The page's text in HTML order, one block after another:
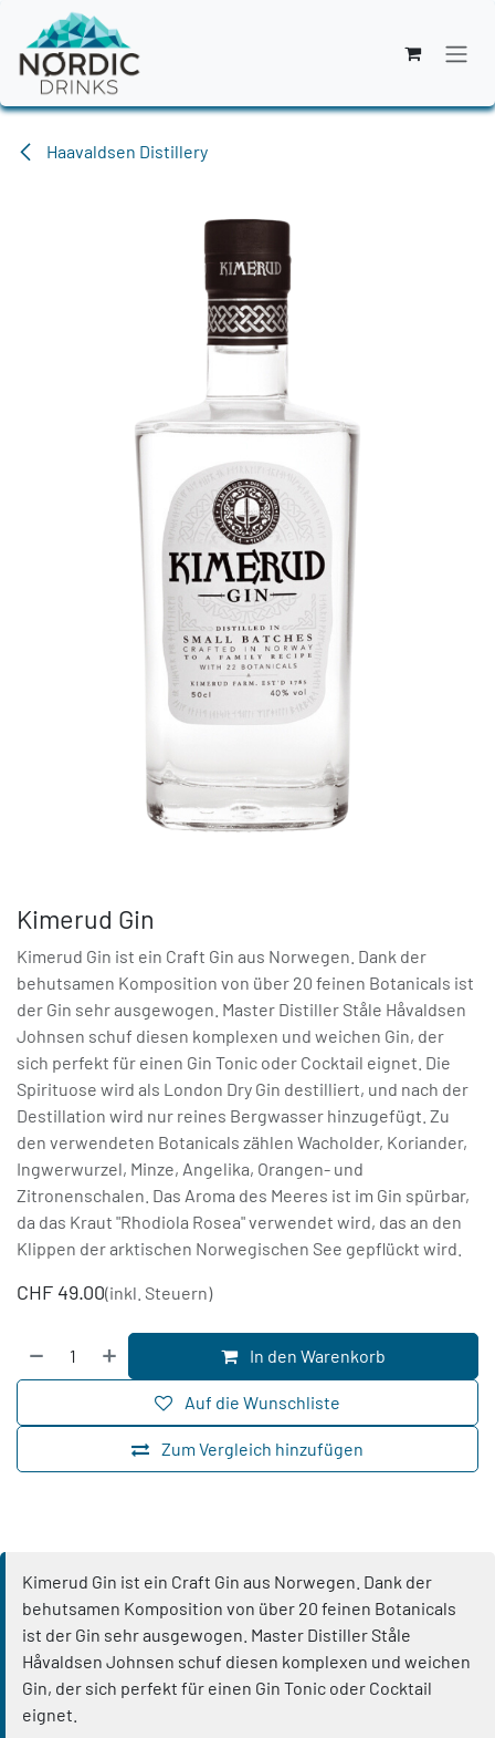
Zum Inhalt springen
Haavaldsen Distillery
Kimerud Gin
Kimerud Gin ist ein Craft Gin aus Norwegen. Dank der
behutsamen Komposition von über 20 feinen Botanicals ist
der Gin sehr ausgewogen. Master Distiller Ståle Håvaldsen
Johnsen schuf diesen komplexen und weichen Gin, der
sich perfekt für einen Gin Tonic oder Cocktail eignet. Die
Spirituose wird als London Dry Gin destilliert, und nach der
Destillation wird nur reines Bergwasser hinzugefügt. Zu
den verwendeten Botanicals zählen Wacholder, Koriander,
Ingwerwurzel, Minze, Angelika, Orangen- und
Zitronenschalen. Das Aroma des Meeres ist im Gin spürbar,
da das Kraut "Rhodiola Rosea" verwendet wird, das an den
Klippen der arktischen Norwegischen See gepflückt wird.
CHF 49.00(inkl. Steuern)
In den Warenkorb
Zum Vergleich hinzufügen
Auf die Wunschliste
Kimerud Gin ist ein Craft Gin aus Norwegen. Dank der
behutsamen Komposition von über 20 feinen Botanicals
ist der Gin sehr ausgewogen. Master Distiller Ståle
Håvaldsen Johnsen schuf diesen komplexen und weichen
Gin, der sich perfekt für einen Gin Tonic oder Cocktail
eignet.